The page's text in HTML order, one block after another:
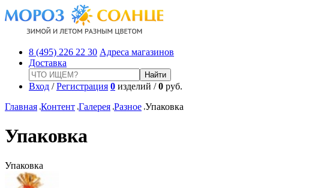
8 (495) 226 22 30 Адреса магазинов
Доставка
Вход /Регистрация 0 изделий /0 руб.
Главная Контент Галерея Разное Упаковка
Упаковка
Упаковка